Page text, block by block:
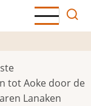
tot Aoke door de
Lanaken